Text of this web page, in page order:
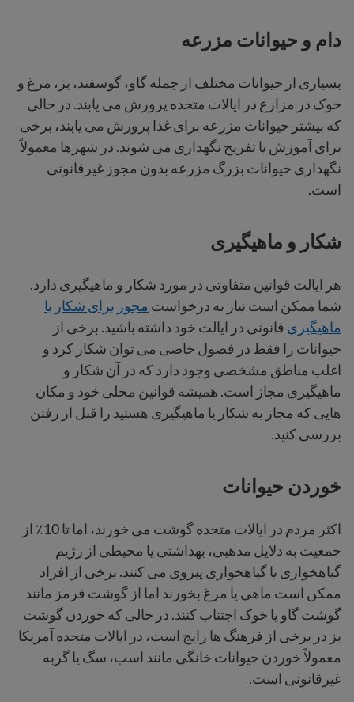
دام و حیوانات مزرعه
بسیاری از حیوانات مختلف از جمله گاو، گوسفند، بز، مرغ و
خوک در مزارع در ایالات متحده پرورش می یابند. در حالی
که بیشتر حیوانات مزرعه برای غذا پرورش می یابند، برخی
برای آموزش یا تفریح نگهداری می شوند. در شهرها معمولاً
نگهداری حیوانات بزرگ مزرعه بدون مجوز غیرقانونی
است.
شکار و ماهیگیری
هر ایالت قوانین متفاوتی در مورد شکار و ماهیگیری دارد.
شما ممکن است نیاز به درخواست مجوز برای شکار یا
ماهیگیری قانونی در ایالت خود داشته باشید. برخی از
حیوانات را فقط در فصول خاصی می توان شکار کرد و
اغلب مناطق مشخصی وجود دارد که در آن شکار و
ماهیگیری مجاز است. همیشه قوانین محلی خود و مکان
هایی که مجاز به شکار یا ماهیگیری هستید را قبل از رفتن
بررسی کنید.
خوردن حیوانات
اکثر مردم در ایالات متحده گوشت می خورند، اما تا 10٪ از
جمعیت به دلایل مذهبی، بهداشتی یا محیطی از رژیم
گیاهخواری یا گیاهخواری پیروی می کنند. برخی از افراد
ممکن است ماهی یا مرغ بخورند اما از گوشت قرمز مانند
گوشت گاو یا خوک اجتناب کنند. در حالی که خوردن گوشت
بز در برخی از فرهنگ ها رایج است، در ایالات متحده آمریکا
معمولاً خوردن حیوانات خانگی مانند اسب، سگ یا گربه
غیرقانونی است.